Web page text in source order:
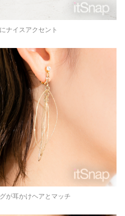
ナイスアクセント
が耳かけヘアとマッチ